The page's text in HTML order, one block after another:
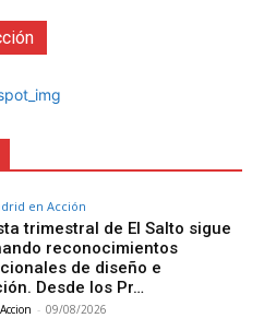
en Acción
trimestral de El Salto sigue
reconocimientos
de diseño e
Desde los Pr…
- 09/08/2026